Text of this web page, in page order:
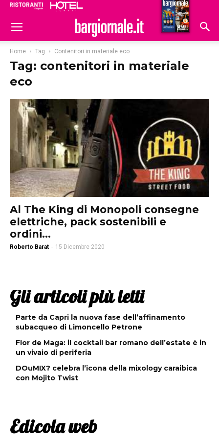
Hoteldomani
Home Tag Contenitori in materiale eco
Tag: contenitori in materiale
eco
Al The King di Monopoli consegne
elettriche, pack sostenibili e
ordini...
Roberto Barat - 15 Dicembre 2020
Gli articoli più letti
Parte da Capri la nuova fase dell’affinamento
subacqueo di Limoncello Petrone
Flor de Maga: il cocktail bar romano dell’estate è in
un vivaio di periferia
DOuMIX? celebra l’icona della mixology caraibica
con Mojito Twist
Edicola web